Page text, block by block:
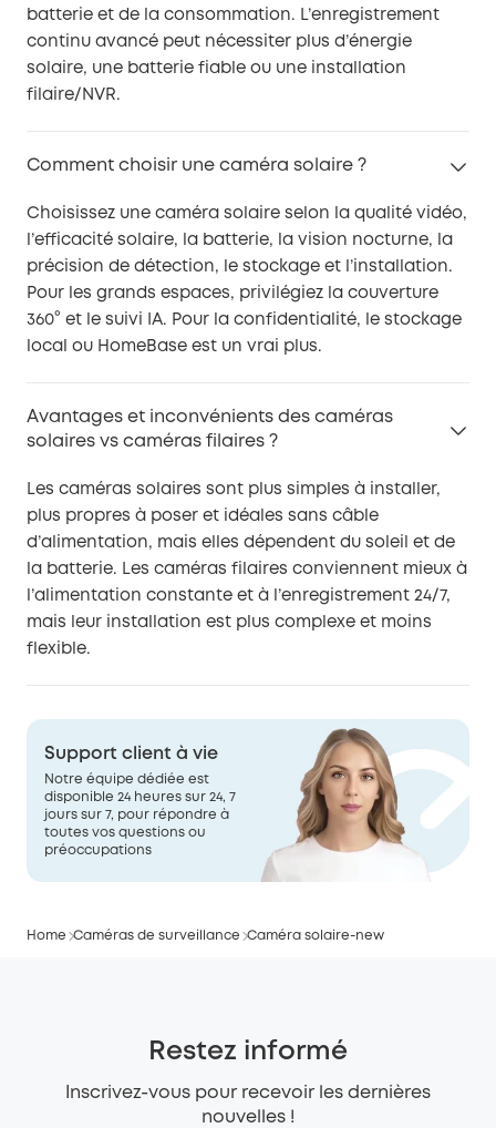
batterie et de la consommation. L’enregistrement
continu avancé peut nécessiter plus d’énergie
solaire, une batterie fiable ou une installation
filaire/NVR.
Comment choisir une caméra solaire ?
Choisissez une caméra solaire selon la qualité vidéo,
l’efficacité solaire, la batterie, la vision nocturne, la
précision de détection, le stockage et l’installation.
Pour les grands espaces, privilégiez la couverture
360° et le suivi IA. Pour la confidentialité, le stockage
local ou HomeBase est un vrai plus.
Avantages et inconvénients des caméras
solaires vs caméras filaires ?
Les caméras solaires sont plus simples à installer,
plus propres à poser et idéales sans câble
d’alimentation, mais elles dépendent du soleil et de
la batterie. Les caméras filaires conviennent mieux à
l’alimentation constante et à l’enregistrement 24/7,
mais leur installation est plus complexe et moins
flexible.
Support client à vie
Notre équipe dédiée est
disponible 24 heures sur 24, 7
jours sur 7, pour répondre à
toutes vos questions ou
préoccupations
Home Caméras de surveillance Caméra solaire-new
Restez informé
Inscrivez-vous pour recevoir les dernières
nouvelles !